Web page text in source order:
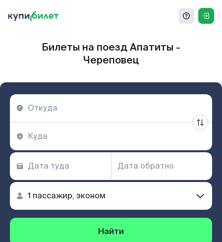
Билеты на поезд Апатиты -
Череповец
Найти